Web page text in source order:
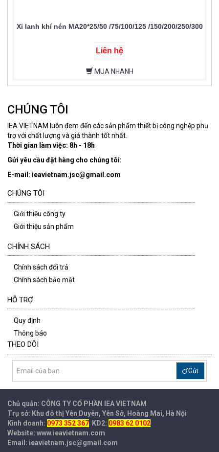
Xi lanh khí nén MA20*25/50 /75/100/125 /150/200/250/300
Liên hệ
MUA NHANH
CHÚNG TÔI
IEA VIETNAM luôn đem đến các sản phẩm thiết bị công nghệp phụ
trợ với chất lượng và giá thành tốt nhất.
Thời gian làm việc: 8h - 18h
Gửi yêu cầu đặt hàng cho chúng tôi:
E-mail: ieavietnam.jsc@gmail.com
CHÚNG TÔI
Giới thiệu công ty
Giới thiệu sản phẩm
CHÍNH SÁCH
Chính sách đổi trả
Chính sách bảo mật
HỖ TRỢ
Quy định
Thông báo
THEO DÕI
Gửi
Chủ quản: CÔNG TY CỔ PHẦN IEAVIETNAM
Trụ sở: Khu đô thị Yên Duyên, Yên Sở, Hoàng Mai, Hà Nội
Kinh doanh: 0973 352 367 KD2: 0983 62 0102
Website: www.ieavietnam.com
Email: ieavietnam.jsc@gmail.com